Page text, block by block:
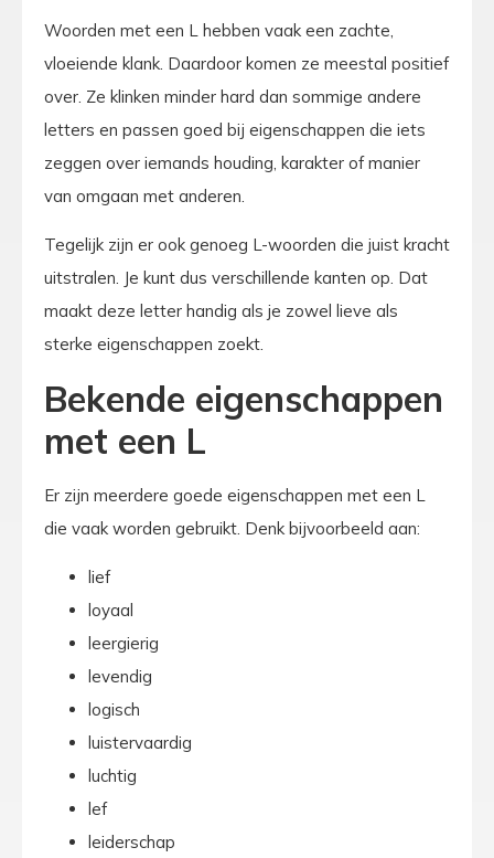
Woorden met een L hebben vaak een zachte,
vloeiende klank. Daardoor komen ze meestal positief
over. Ze klinken minder hard dan sommige andere
letters en passen goed bij eigenschappen die iets
zeggen over iemands houding, karakter of manier
van omgaan met anderen.
Tegelijk zijn er ook genoeg L-woorden die juist kracht
uitstralen. Je kunt dus verschillende kanten op. Dat
maakt deze letter handig als je zowel lieve als
sterke eigenschappen zoekt.
Bekende eigenschappen
met een L
Er zijn meerdere goede eigenschappen met een L
die vaak worden gebruikt. Denk bijvoorbeeld aan:
lief
loyaal
leergierig
levendig
logisch
luistervaardig
luchtig
lef
leiderschap